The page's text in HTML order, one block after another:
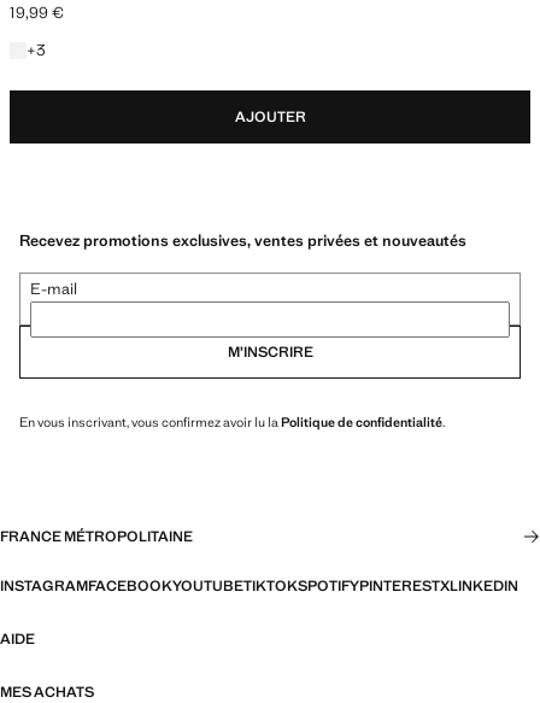
Prix actuel [19,99 € ]
19,99 €
+3
+3 couleurs
AJOUTER
Recevez promotions exclusives, ventes privées et nouveautés
E-mail
M’INSCRIRE
En vous inscrivant, vous confirmez avoir lu la Politique de confidentialité.
FRANCE MÉTROPOLITAINE
INSTAGRAMFACEBOOKYOUTUBETIKTOKSPOTIFYPINTERESTXLINKEDIN
AIDE
MES ACHATS